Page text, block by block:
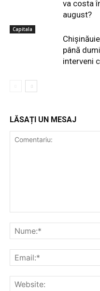
va costa
august?
Capitala
până
interveni
LĂSAȚI UN MESAJ